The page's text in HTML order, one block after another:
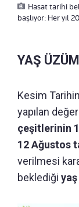
Hasat tarihi
başlıyor: Her yıl
YAŞ
Kesim
yapılan
çeşitlerinin
12 Ağustos
verilmesi
beklediği